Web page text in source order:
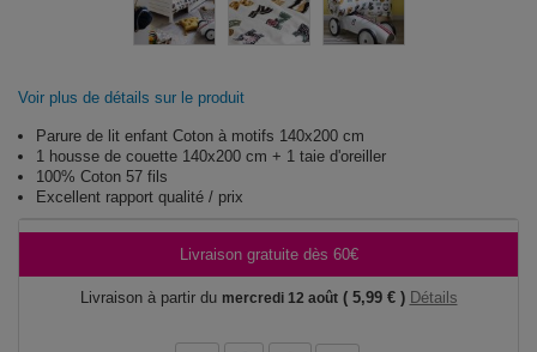
Voir plus de détails sur le produit
Parure de lit enfant Coton à motifs 140x200 cm
1 housse de couette 140x200 cm + 1 taie d'oreiller
100% Coton 57 fils
Excellent rapport qualité / prix
Livraison gratuite dès 60€
Livraison à partir du mercredi 12 août ( 5,99 € ) Détails